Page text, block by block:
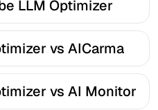
LLM Optimizer
vs AICarma
vs AI Monitor